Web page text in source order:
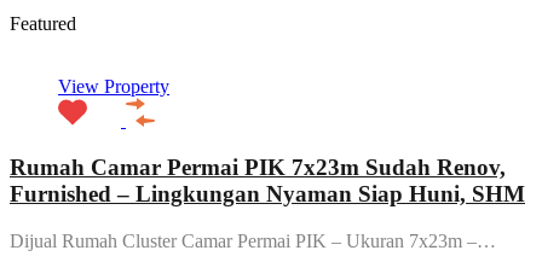
Featured
View Property
Rumah Camar Permai PIK 7x23m Sudah Renov,
Furnished – Lingkungan Nyaman Siap Huni, SHM
Dijual Rumah Cluster Camar Permai PIK – Ukuran 7x23m –…